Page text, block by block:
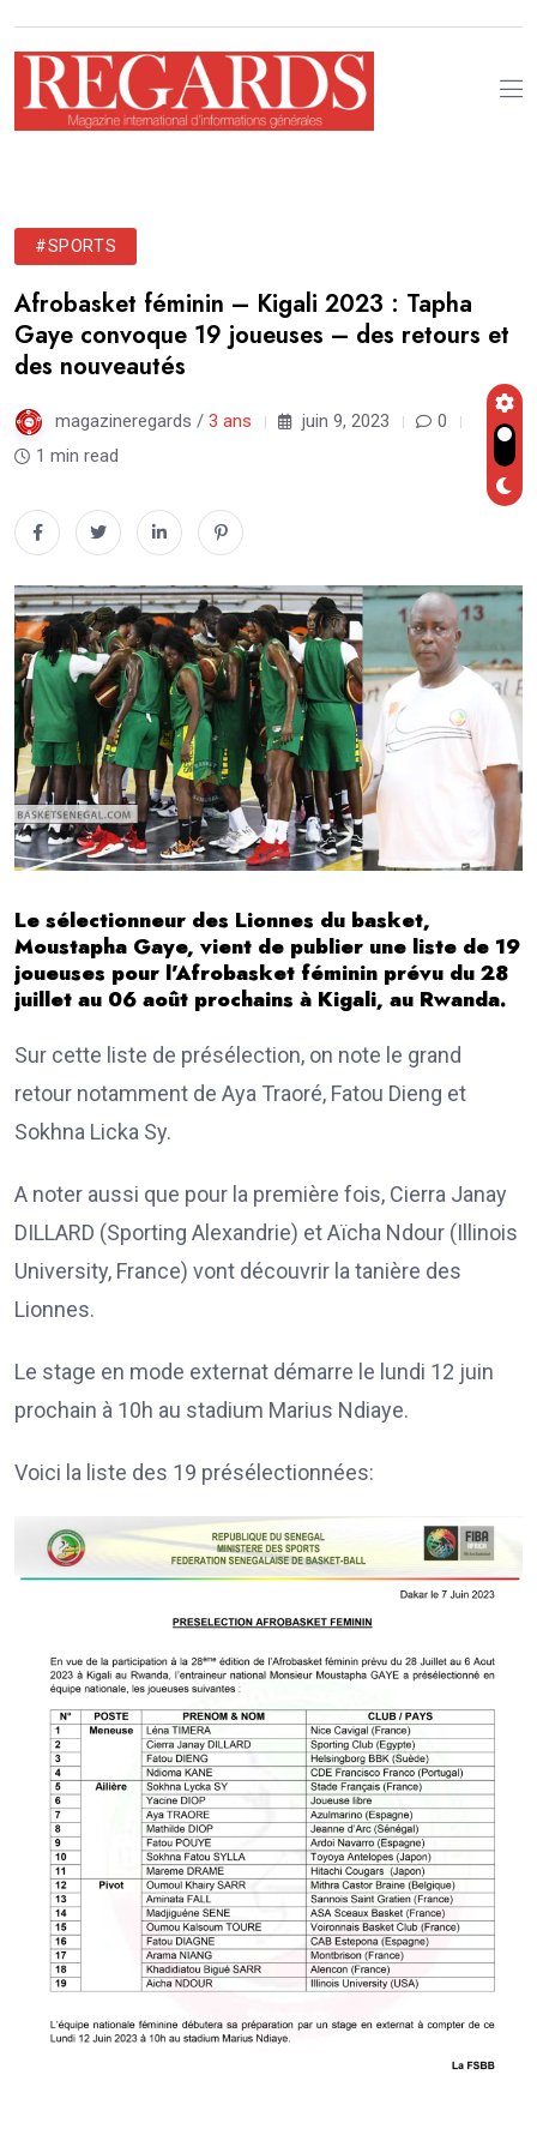
#SPORTS
Afrobasket féminin – Kigali 2023 : Tapha
Gaye convoque 19 joueuses – des retours et
des nouveautés
magazineregards / 3 ans juin 9, 2023
0
1 min read
Le sélectionneur des Lionnes du basket,
Moustapha Gaye, vient de publier une liste de 19
joueuses pour l’Afrobasket féminin prévu du 28
juillet au 06 août prochains à Kigali, au Rwanda.
Sur cette liste de présélection, on note le grand
retour notamment de Aya Traoré, Fatou Dieng et
Sokhna Licka Sy.
A noter aussi que pour la première fois, Cierra Janay
DILLARD (Sporting Alexandrie) et Aïcha Ndour (Illinois
University, France) vont découvrir la tanière des
Lionnes.
Le stage en mode externat démarre le lundi 12 juin
prochain à 10h au stadium Marius Ndiaye.
Voici la liste des 19 présélectionnées: